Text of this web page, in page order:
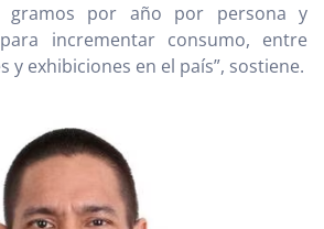
gramos por año por persona y
incrementar consumo, entre
y exhibiciones en el país”, sostiene.